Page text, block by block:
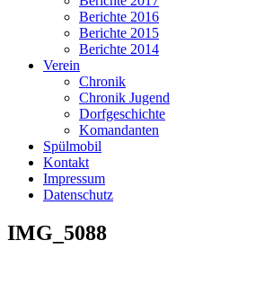
Berichte 2016
Berichte 2015
Berichte 2014
Verein
Chronik
Chronik Jugend
Dorfgeschichte
Komandanten
Spülmobil
Kontakt
Impressum
Datenschutz
IMG_5088